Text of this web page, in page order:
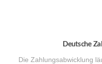
Deutsche
Die Zahlungsabwicklung